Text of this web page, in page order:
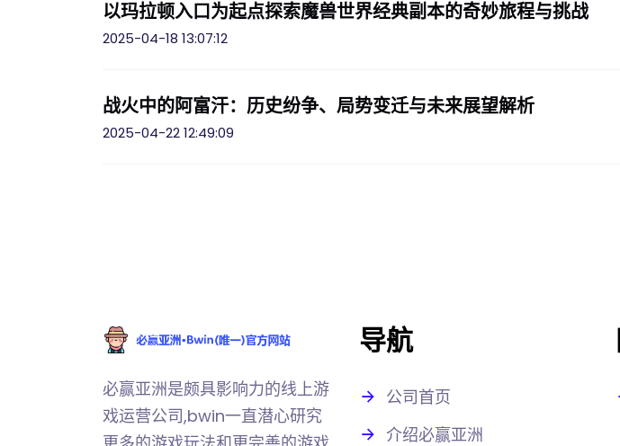
以玛拉顿入口为起点探索魔兽世界经典副本的奇妙旅程与挑战
2025-04-18 13:07:12
战火中的阿富汗：历史纷争、局势变迁与未来展望解析
2025-04-22 12:49:09
必赢亚洲是颇具影响力的线上游
戏运营公司,bwin一直潜心研究
导航
公司首页
介绍必赢亚洲